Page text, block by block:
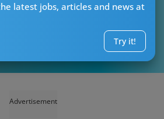
latest jobs, articles and news at
Try it!
Advertisement